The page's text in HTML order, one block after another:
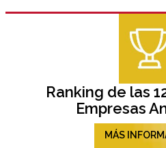
Ranking de las
Empresas
MÁS